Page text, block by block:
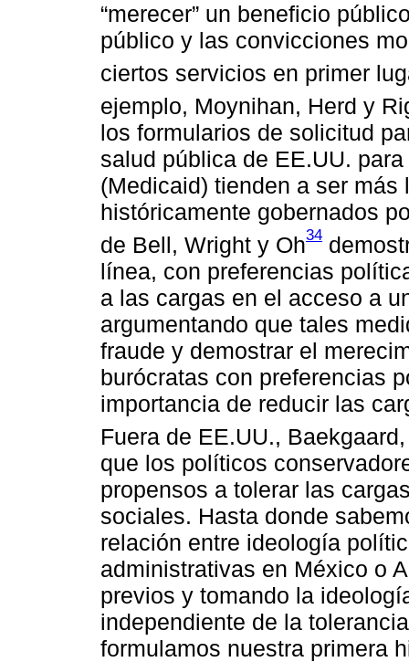
“merecer” un beneficio
público y las convicciones
ciertos servicios en primer
ejemplo, Moynihan, Herd y
los formularios de solicitud
salud pública de EE.UU.
(Medicaid) tienden a ser
históricamente gobernados
de Bell, Wright y Oh34
línea, con preferencias
a las cargas en el acceso a
argumentando que tales
fraude y demostrar el
burócratas con preferencias
importancia de reducir las
Fuera de EE.UU.,
que los políticos
propensos a tolerar las
sociales. Hasta donde
relación entre ideología
administrativas en México o
previos y tomando la
independiente de la
formulamos nuestra primera